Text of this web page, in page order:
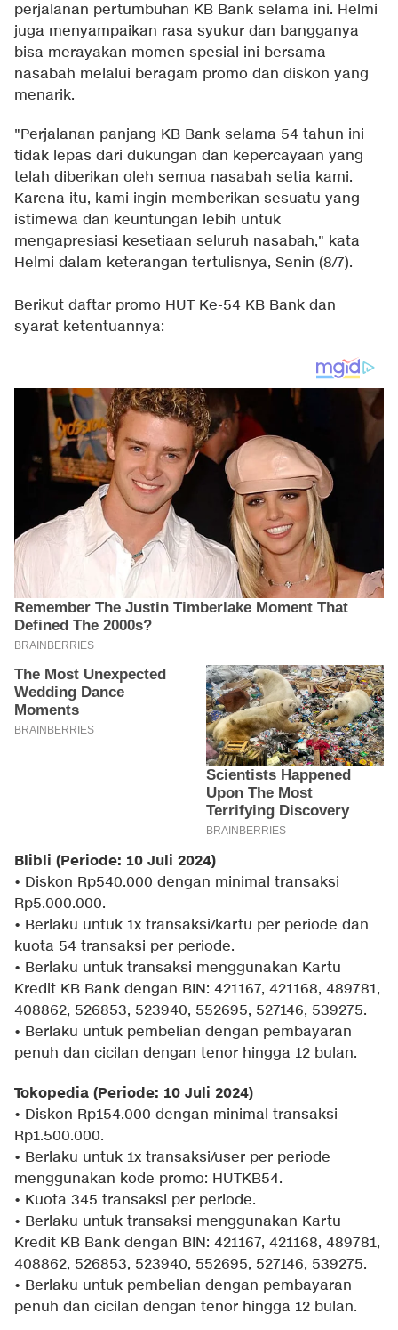
perjalanan pertumbuhan KB Bank selama ini. Helmi
juga menyampaikan rasa syukur dan bangganya
bisa merayakan momen spesial ini bersama
nasabah melalui beragam promo dan diskon yang
menarik.
"Perjalanan panjang KB Bank selama 54 tahun ini
tidak lepas dari dukungan dan kepercayaan yang
telah diberikan oleh semua nasabah setia kami.
Karena itu, kami ingin memberikan sesuatu yang
istimewa dan keuntungan lebih untuk
mengapresiasi kesetiaan seluruh nasabah," kata
Helmi dalam keterangan tertulisnya, Senin (8/7).
Berikut daftar promo HUT Ke-54 KB Bank dan
syarat ketentuannya:
Blibli (Periode: 10 Juli 2024)
• Diskon Rp540.000 dengan minimal transaksi
Rp5.000.000.
• Berlaku untuk 1x transaksi/kartu per periode dan
kuota 54 transaksi per periode.
• Berlaku untuk transaksi menggunakan Kartu
Kredit KB Bank dengan BIN: 421167, 421168, 489781,
408862, 526853, 523940, 552695, 527146, 539275.
• Berlaku untuk pembelian dengan pembayaran
penuh dan cicilan dengan tenor hingga 12 bulan.
Tokopedia (Periode: 10 Juli 2024)
• Diskon Rp154.000 dengan minimal transaksi
Rp1.500.000.
• Berlaku untuk 1x transaksi/user per periode
menggunakan kode promo: HUTKB54.
• Kuota 345 transaksi per periode.
• Berlaku untuk transaksi menggunakan Kartu
Kredit KB Bank dengan BIN: 421167, 421168, 489781,
408862, 526853, 523940, 552695, 527146, 539275.
• Berlaku untuk pembelian dengan pembayaran
penuh dan cicilan dengan tenor hingga 12 bulan.